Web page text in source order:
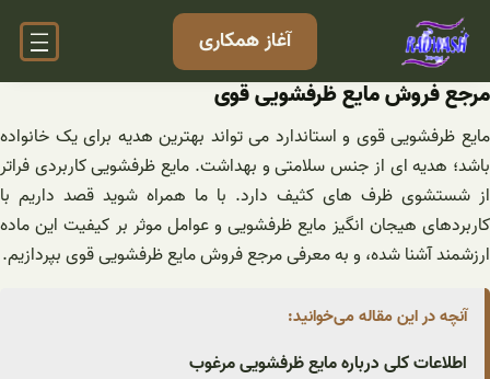
رفتن
آغاز همکاری
مرجع فروش مایع ظرفشویی قوی
مایع ظرفشویی قوی و استاندارد می تواند بهترین هدیه برای یک خانواده
باشد؛ هدیه ای از جنس سلامتی و بهداشت. مایع ظرفشویی کاربردی فراتر
از شستشوی ظرف های کثیف دارد. با ما همراه شوید قصد داریم با
کاربردهای هیجان انگیز مایع ظرفشویی و عوامل موثر بر کیفیت این ماده
ارزشمند آشنا شده، و به معرفی مرجع فروش مایع ظرفشویی قوی بپردازیم.
آنچه در این مقاله می‌خوانید:
اطلاعات کلی درباره مایع ظرفشویی مرغوب